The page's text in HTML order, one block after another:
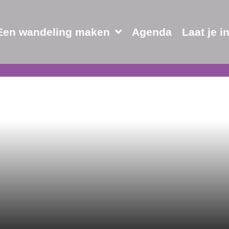
wandeling maken Agenda Laat je